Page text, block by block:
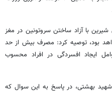
شیرین با آزاد ساختنسروتونین در مغز
بود، توصیه کرد: مصرف بیش از حد
ایجاد افسردگی در افراد محسوب
بهشتی، در پاسخ به این سوال که